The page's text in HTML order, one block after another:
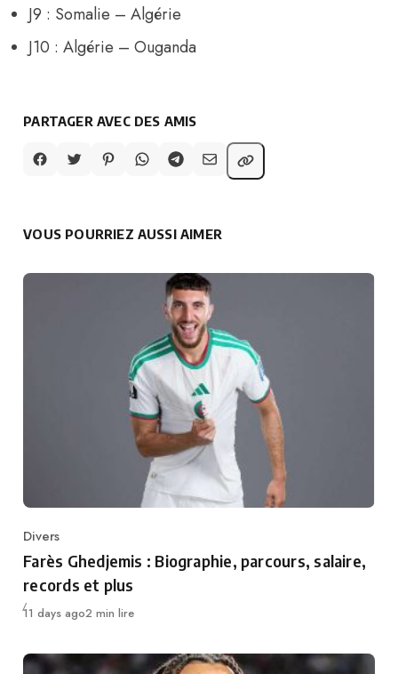
J9 : Somalie – Algérie
J10 : Algérie – Ouganda
PARTAGER AVEC DES AMIS
VOUS POURRIEZ AUSSI AIMER
Category
Divers
Farès Ghedjemis : Biographie, parcours, salaire,
records et plus
Publié
11 days ago2 min lire